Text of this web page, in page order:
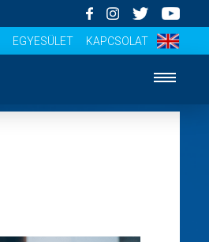
EGYESÜLET KAPCSOLAT